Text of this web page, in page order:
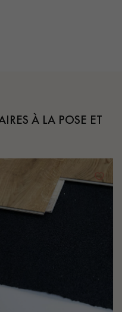
À LA POSE ET